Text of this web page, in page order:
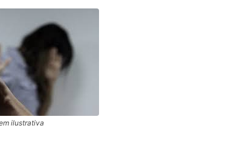
ilustrativa